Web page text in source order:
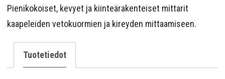
YHTEYS
Pienikokoiset, kevyet ja kiinteärakenteiset mittarit
kaapeleiden vetokuormien ja kireyden mittaamiseen.
Tuotetiedot